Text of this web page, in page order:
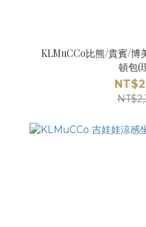
KLMuCCo比熊/貴賓/博
頓包(